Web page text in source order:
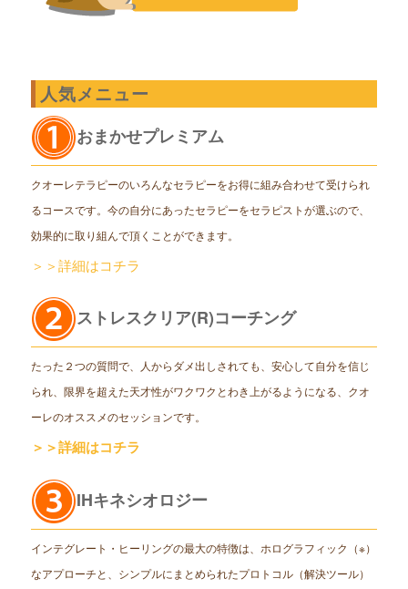
人気メニュー
おまかせプレミアム
クオーレテラピーのいろんなセラピーをお得に組み合わせて受けられ
るコースです。今の自分にあったセラピーをセラピストが選ぶので、
効果的に取り組んで頂くことができます。
＞＞詳細はコチラ
ストレスクリア(R)コーチング
たった２つの質問で、人からダメ出しされても、安心して自分を信じ
られ、限界を超えた天才性がワクワクとわき上がるようになる、クオ
ーレのオススメのセッションです。
＞＞詳細はコチラ
IHキネシオロジー
インテグレート・ヒーリングの最大の特徴は、ホログラフィック（※）
なアプローチと、シンプルにまとめられたプロトコル（解決ツール）